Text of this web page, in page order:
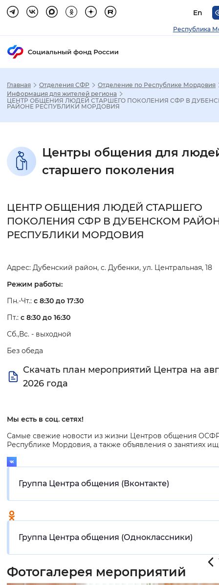
En
Республика
Настройка режима отображения
Размер шрифта
Стандартный Увеличенный
Без засечек С засечками
Интервал между буквами
Монохромный
Включены Выключены
Вернуть стандартные настройки
Главная Отделения СФР
Отделение по Республике Мордовия
Информация для жителей региона
ЦЕНТР ОБЩЕНИЯ ЛЮДЕЙ СТАРШЕГО ПОКОЛЕНИЯ СФР В
РАЙОНЕ РЕСПУБЛИКИ МОРДОВИЯ
Центры общения для
старшего поколения
ЦЕНТР ОБЩЕНИЯ ЛЮДЕЙ СТАРШЕГО
ПОКОЛЕНИЯ СФР В ДУБЕНСКОМ
РЕСПУБЛИКИ МОРДОВИЯ
Адрес: Дубенский район, с. Дубенки, ул. Центральная, 18
Режим работы:
Пн.-Чт.: с 8:30 до 17:30
Пт.: с 8:30 до 16:30
Сб.,Вс. - выходной
Без обеда
Скачать план мероприятий Центра на
2026 года
Мы есть в соц. сетях!
Самые свежие новости из жизни Центров общения
Республике Мордовия, а также объявления о занятиях
Группа Центра общения (Вконтакте)
Группа Центра общения (Одноклассники)
Фотогалерея мероприятий